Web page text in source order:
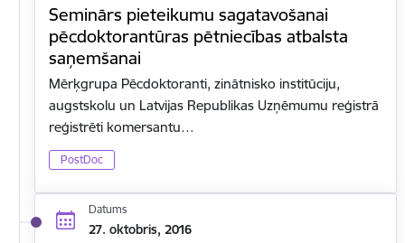
Seminārs pieteikumu sagatavošanai
pēcdoktorantūras pētniecības atbalsta
saņemšanai
Mērķgrupa Pēcdoktoranti, zinātnisko institūciju,
augstskolu un Latvijas Republikas Uzņēmumu reģistrā
reģistrēti komersantu…
PostDoc
Datums
27. oktobris, 2016